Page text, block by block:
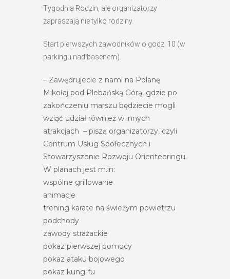
Tygodnia Rodzin, ale organizatorzy
zapraszają nie tylko rodziny.
Start pierwszych zawodników o godz. 10 (w
parkingu nad basenem).
– Zawędrujecie z nami na Polanę
Mikołaj pod Plebańską Górą, gdzie po
zakończeniu marszu będziecie mogli
wziąć udział również w innych
atrakcjach – piszą organizatorzy, czyli
Centrum Usług Społecznych i
Stowarzyszenie Rozwoju Orienteeringu.
W planach jest m.in:
wspólne grillowanie
animacje
trening karate na świeżym powietrzu
podchody
zawody strażackie
pokaz pierwszej pomocy
pokaz ataku bojowego
pokaz kung-fu